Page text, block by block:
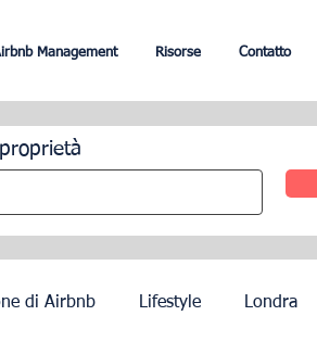
Management Risorse Contatto
di Airbnb Lifestyle Londra